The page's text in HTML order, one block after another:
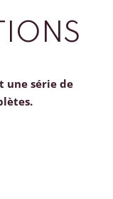
une série de